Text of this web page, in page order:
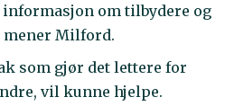
om tilbydere og
Milford.
som gjør det lettere for
vil kunne hjelpe.